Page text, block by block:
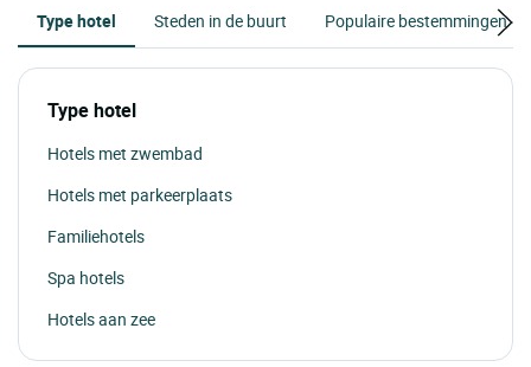
Type hotel Steden in de buurt Populaire bestemmingen
Type hotel
Hotels met zwembad
Hotels met parkeerplaats
Familiehotels
Spa hotels
Hotels aan zee